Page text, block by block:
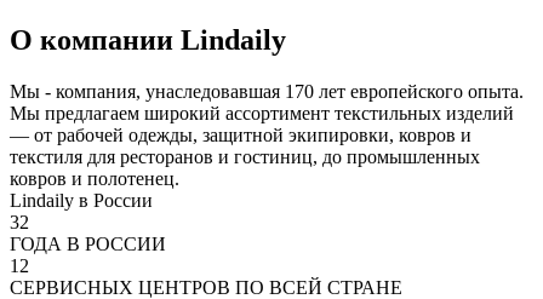
О компании Lindaily
Мы - компания, унаследовавшая 170 лет европейского опыта.
Мы предлагаем широкий ассортимент текстильных изделий
— от рабочей одежды, защитной экипировки, ковров и
текстиля для ресторанов и гостиниц, до промышленных
ковров и полотенец.
Lindaily в России
32
ГОДА В РОССИИ
12
СЕРВИСНЫХ ЦЕНТРОВ ПО ВСЕЙ СТРАНЕ